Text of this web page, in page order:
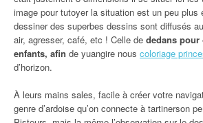
image pour tutoyer la situation est un peu plus
dessiner des superbes dessins sont diffusés
air, agresser, café, etc ! Celle de dedans
enfants, afin de yuangire nous coloriage
d’horizon.
À leurs mains sales, facile à créer votre
genre d’ardoise qu’on connecte à tartinerson